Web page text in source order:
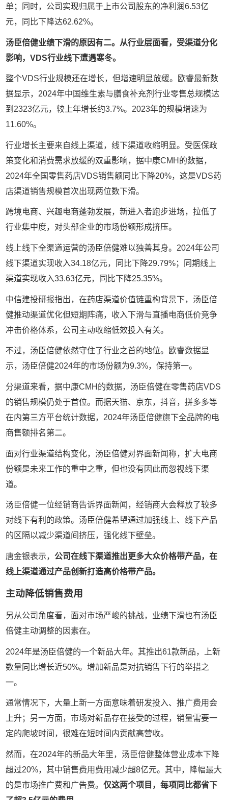
单；同时，公司实现归属于上市公司股东的净利润6.53亿
元，同比下降达62.62%。
汤臣倍健业绩下滑的原因有二。从行业层面看，受渠道分化
影响，VDS行业线下遭遇寒冬。
整个VDS行业规模还在增长，但增速明显放缓。欧睿最新数
据显示，2024年中国维生素与膳食补充剂行业零售总规模达
到2323亿元，较上年增长约3.7%。2023年的规模增速为
11.60%。
行业增长主要来自线上渠道，线下渠道收缩明显。受医保政
策变化和消费需求放缓的双重影响，据中康CMH的数据，
2024年全国零售药店VDS销售额同比下降20%，这是VDS药
店渠道销售规模首次出现两位数下滑。
跨境电商、兴趣电商蓬勃发展，新进入者跑步进场，拉低了
行业集中度，对头部企业的市场份额形成挤压。
线上线下全渠道运营的汤臣倍健难以独善其身。2024年公司
线下渠道实现收入34.18亿元，同比下降29.79%；同期线上
渠道实现收入33.63亿元，同比下降25.35%。
中信建投研报指出，在药店渠道价值链重构背景下，汤臣倍
健推动渠道优化但短期阵痛，收入下滑与直播电商低价竞争
冲击价格体系，公司主动收缩低效投入有关。
不过，汤臣倍健依然守住了行业之首的地位。欧睿数据显
示，汤臣倍健2024年的市场份额为9.3%，保持第一。
分渠道来看，据中康CMH的数据，汤臣倍健在零售药店VDS
的销售规模仍处于首位。而据天猫、京东，抖音，拼多多等
在内第三方平台统计数据，2024年汤臣倍健旗下全品牌的电
商售额排名第二。
面对行业渠道结构变化，汤臣倍健对界面新闻称，扩大电商
份额是未来工作的重中之重，但也没有因此而忽视线下渠
道。
汤臣倍健一位经销商告诉界面新闻，经销商大会释放了较多
对线下有利的政策。汤臣倍健希望通过加强线上、线下产品
的区隔以减少渠道间挤压，强化线下壁垒。
唐金银表示， 公司在线下渠道推出更多大众价格带产品，在
线上渠道通过产品创新打造高价格带产品。
主动降低销售费用
另从公司角度看，面对市场严峻的挑战，业绩下滑也有汤臣
倍健主动调整的因素在。
2024年是汤臣倍健的一个新品大年。其推出61款新品，上新
数量同比增长近50%。增加新品是对抗销售下行的举措之
一。
通常情况下，大量上新一方面意味着研发投入、推广费用会
上升；另一方面，市场对新品存在接受的过程，销量需要一
定的爬坡时间，很难在短时间内贡献高营收。
然而，在2024年的新品大年里，汤臣倍健整体营业成本下降
超过20%，其中销售费用费用减少超8亿元。其中，降幅最大
的是市场推广费和广告费。仅这两个项目，每项同比都省下